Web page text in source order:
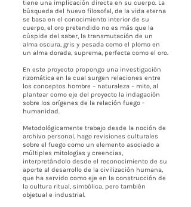
tiene una implicación directa en su cuerpo. La
búsqueda del huevo filosofal, de la vida eterna
se basa en el conocimiento interior de su
cuerpo, el oro pretendido no es más que la
cúspide del saber, la transmutación de un
alma oscura, gris y pesada como el plomo en
un alma dorada, suprema, perfecta como el oro.
En este proyecto propongo una investigación
rizomática en la cual surgen relaciones entre
los conceptos hombre – naturaleza – mito, al
plantear como eje del proyecto la indagación
sobre los orígenes de la relación fuego -
humanidad.
Metodológicamente trabajo desde la noción de
archivo personal, hago revisiones culturales
sobre el fuego como un elemento asociado a
múltiples mitologías y creencias,
interpretándolo desde el reconocimiento de su
aporte al desarrollo de la civilización humana,
que ha servido como eje en la construcción de
la cultura ritual, simbólica, pero también
objetual e industrial.